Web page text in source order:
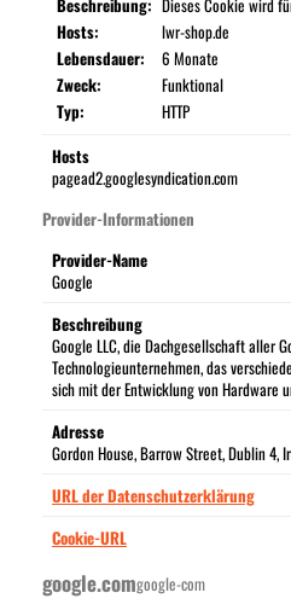
Beschreibung: Dieses Cookie wird
Hosts:
lwr-shop.de
Lebensdauer:
6 Monate
Zweck:
Funktional
Typ:
HTTP
Hosts
pagead2.googlesyndication.com
Provider-Informationen
Provider-Name
Google
Beschreibung
Google LLC, die Dachgesellschaft aller
Technologieunternehmen, das
sich mit der Entwicklung von Hardware
Adresse
Gordon House, Barrow Street, Dublin 4,
URL der Datenschutzerklärung
Cookie-URL
google.comgoogle-com